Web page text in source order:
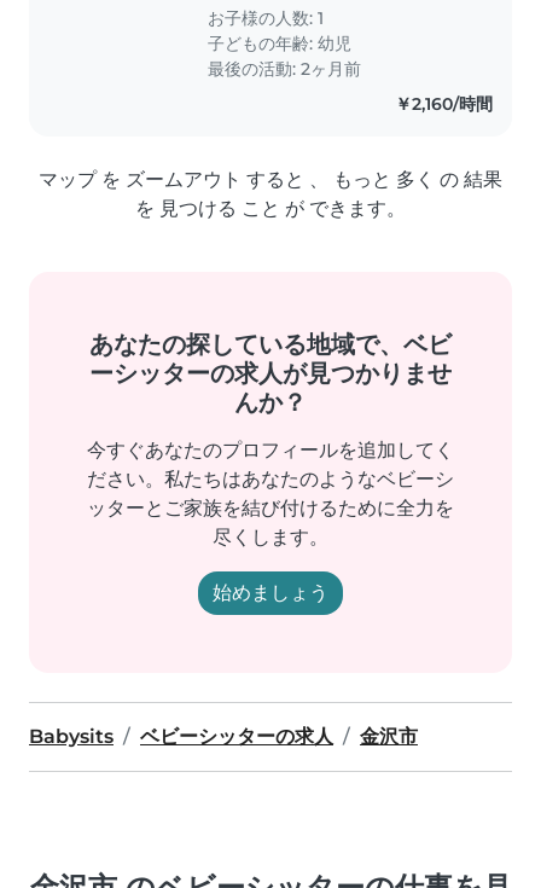
お子様の人数: 1
子どもの年齢:幼児
最後の活動: 2ヶ月前
￥2,160/時間
マップ を ズームアウト すると 、 もっと 多く の 結果
を 見つける こと が できます。
あなたの探している地域で、ベビ
ーシッターの求人が見つかりませ
んか？
今すぐあなたのプロフィールを追加してく
ださい。私たちはあなたのようなベビーシ
ッターとご家族を結び付けるために全力を
尽くします。
始めましょう
Babysits ベビーシッターの求人 金沢市